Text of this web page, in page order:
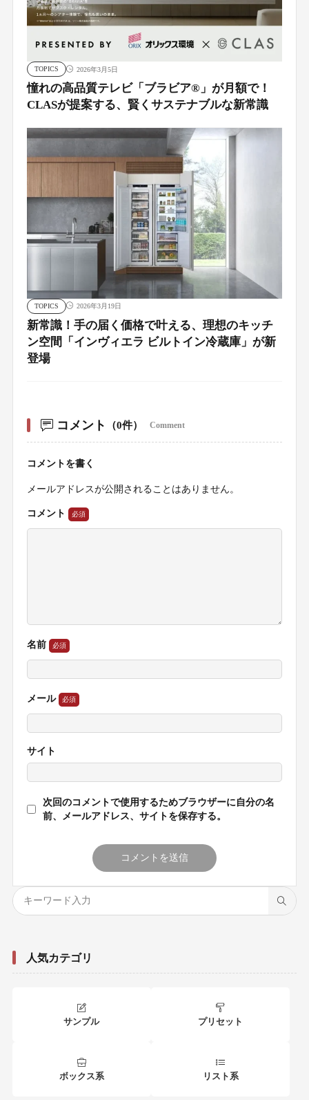
TOPICS 2026年3月5日
憧れの高品質テレビ「ブラビア®」が月額で！
CLASが提案する、賢くサステナブルな新常識
TOPICS 2026年3月19日
新常識！手の届く価格で叶える、理想のキッチ
ン空間「インヴィエラ ビルトイン冷蔵庫」が新
登場
コメント （0件） Comment
コメントを書く
メールアドレスが公開されることはありません。
コメント
名前
メール
サイト
次回のコメントで使用するためブラウザーに自分の名
前、メールアドレス、サイトを保存する。
人気カテゴリ
サンプル プリセット
ボックス系 リスト系